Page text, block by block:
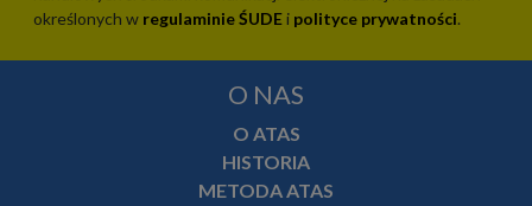
określonych w regulaminie ŚUDE i polityce prywatności.
O NAS
O ATAS
HISTORIA
METODA ATAS